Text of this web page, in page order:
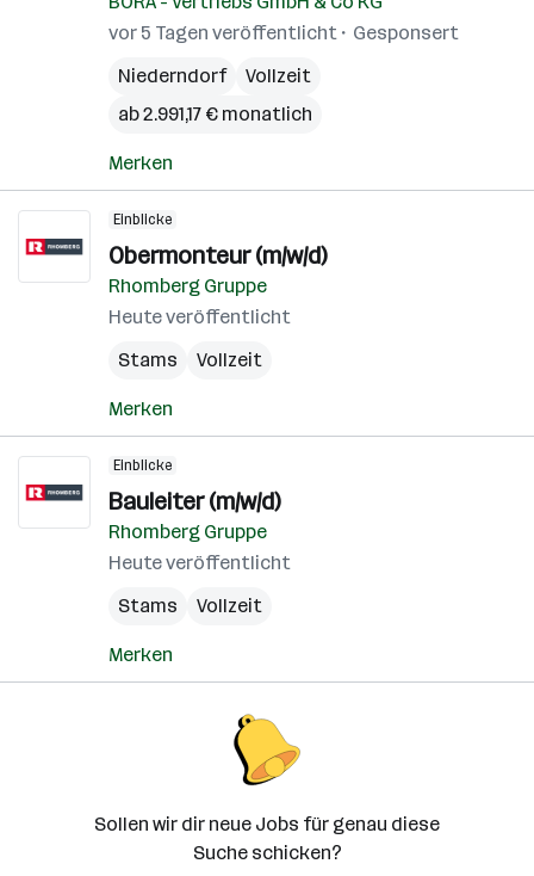
vor 5 Tagen veröffentlicht
Gesponsert
Niederndorf
Vollzeit
ab 2.991,17 € monatlich
Merken
Einblicke
Obermonteur (m/w/d)
Rhomberg Gruppe
Heute veröffentlicht
Stams
Vollzeit
Merken
Einblicke
Bauleiter (m/w/d)
Rhomberg Gruppe
Heute veröffentlicht
Stams
Vollzeit
Merken
Sollen wir dir neue Jobs für genau diese
Suche schicken?